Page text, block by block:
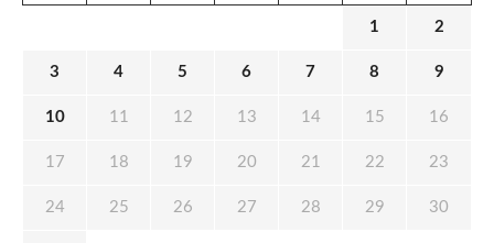
1 2
3 4 5 6 7 8 9
10 11 12 13 14 15 16
17 18 19 20 21 22 23
24 25 26 27 28 29 30